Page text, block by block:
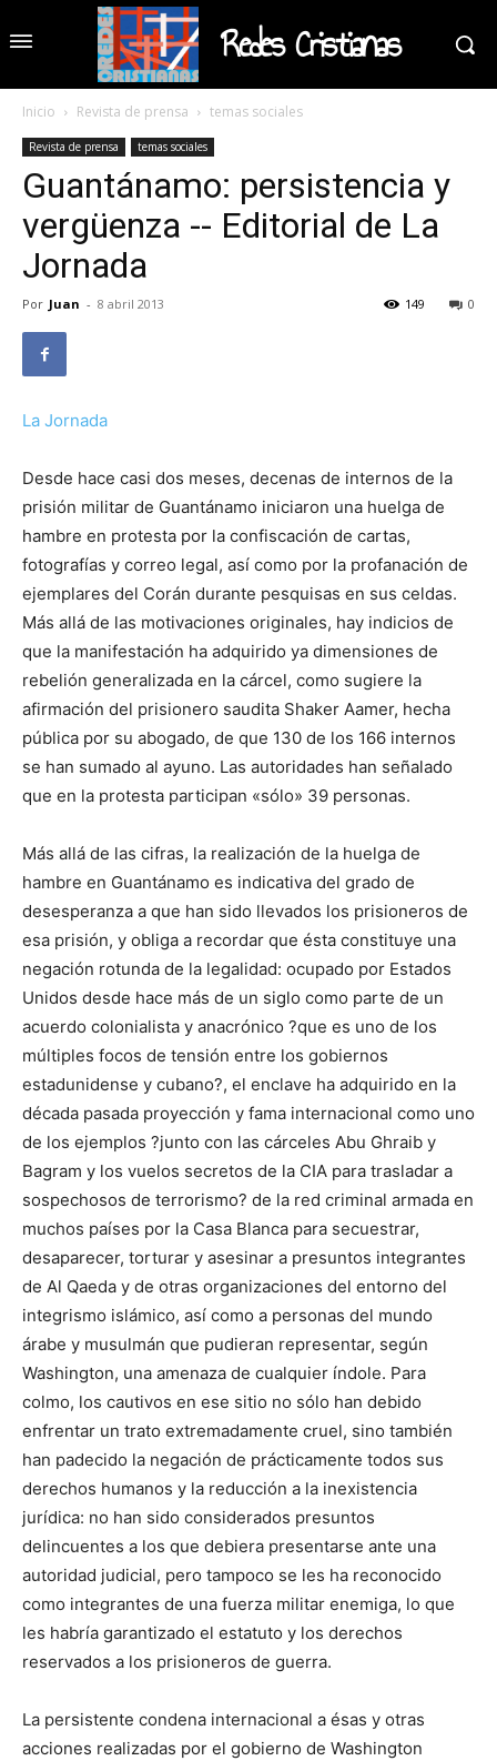
Redes Cristianas
Inicio Revista de prensa temas sociales
Revista de prensa temas sociales
Guantánamo: persistencia y
vergüenza -- Editorial de La
Jornada
Por Juan - 8 abril 2013 0
149
La Jornada
Desde hace casi dos meses, decenas de internos de la
prisión militar de Guantánamo iniciaron una huelga de
hambre en protesta por la confiscación de cartas,
fotografías y correo legal, así como por la profanación de
ejemplares del Corán durante pesquisas en sus celdas.
Más allá de las motivaciones originales, hay indicios de
que la manifestación ha adquirido ya dimensiones de
rebelión generalizada en la cárcel, como sugiere la
afirmación del prisionero saudita Shaker Aamer, hecha
pública por su abogado, de que 130 de los 166 internos
se han sumado al ayuno. Las autoridades han señalado
que en la protesta participan «sólo» 39 personas.
Más allá de las cifras, la realización de la huelga de
hambre en Guantánamo es indicativa del grado de
desesperanza a que han sido llevados los prisioneros de
esa prisión, y obliga a recordar que ésta constituye una
negación rotunda de la legalidad: ocupado por Estados
Unidos desde hace más de un siglo como parte de un
acuerdo colonialista y anacrónico ?que es uno de los
múltiples focos de tensión entre los gobiernos
estadunidense y cubano?, el enclave ha adquirido en la
década pasada proyección y fama internacional como uno
de los ejemplos ?junto con las cárceles Abu Ghraib y
Bagram y los vuelos secretos de la CIA para trasladar a
sospechosos de terrorismo? de la red criminal armada en
muchos países por la Casa Blanca para secuestrar,
desaparecer, torturar y asesinar a presuntos integrantes
de Al Qaeda y de otras organizaciones del entorno del
integrismo islámico, así como a personas del mundo
árabe y musulmán que pudieran representar, según
Washington, una amenaza de cualquier índole. Para
colmo, los cautivos en ese sitio no sólo han debido
enfrentar un trato extremadamente cruel, sino también
han padecido la negación de prácticamente todos sus
derechos humanos y la reducción a la inexistencia
jurídica: no han sido considerados presuntos
delincuentes a los que debiera presentarse ante una
autoridad judicial, pero tampoco se les ha reconocido
como integrantes de una fuerza militar enemiga, lo que
les habría garantizado el estatuto y los derechos
reservados a los prisioneros de guerra.
La persistente condena internacional a ésas y otras
acciones realizadas por el gobierno de Washington